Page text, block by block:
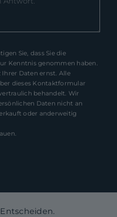
Sie, dass Sie die
Kenntnis genommen haben.
Daten ernst. Alle
dieses Kontaktformular
behandelt. Wir
Daten nicht an
oder anderweitig